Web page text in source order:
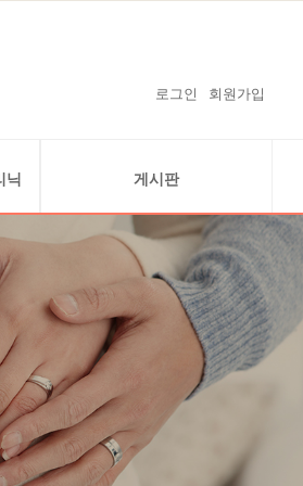
로그인 회원가입
닉 게시판
공지사항
온라인예약
온라인상담
감사의 글
보도자료 및 난임연구 실적
난임지원 사업안내
임신을 축하드립니다